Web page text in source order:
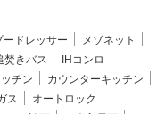
ードレッサー
メゾネット
焚きバス
IHコンロ
チン
カウンターキッチン
ス
オートロック